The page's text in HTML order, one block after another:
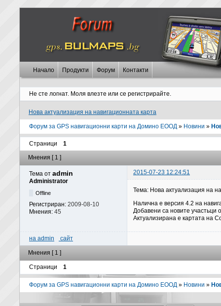
Начало Продукти Форум Контакти
Не сте логнат. Моля влезте или се регистрирайте.
Нова актуализация на навигационната карта
Форум за GPS навигационни карти на Домино ЕООД » Новини »
Страници
1
Мнения [ 1 ]
Тема от admin
2015-07-23 12:24:51
Administrator
Offline
Регистриран: 2009-08-10
Мнения: 45
Тема: Нова актуализация на
Налична е версия 4.2 на
Добавени са новите участьци
Актуализирана е картата на
на admin сайт
Мнения [ 1 ]
Страници 1
Форум за GPS навигационни карти на Домино ЕООД » Новини »